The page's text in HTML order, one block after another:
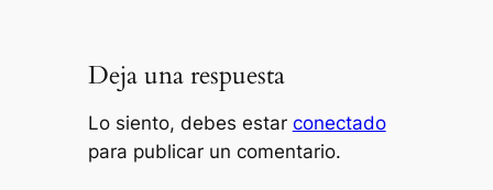
Deja una respuesta
Lo siento, debes estar conectado
para publicar un comentario.